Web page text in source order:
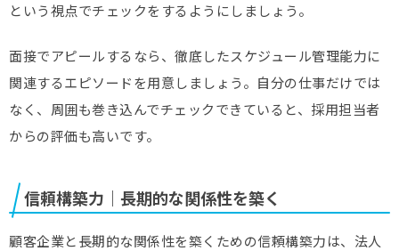
という視点でチェックをするようにしましょう。
面接でアピールするなら、徹底したスケジュール管理能力に
関連するエピソードを用意しましょう。自分の仕事だけでは
なく、周囲も巻き込んでチェックできていると、採用担当者
からの評価も高いです。
信頼構築力｜長期的な関係性を築く
顧客企業と長期的な関係性を築くための信頼構築力は、法人